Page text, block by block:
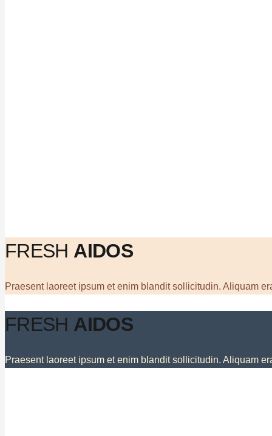
FRESH AIDOS
Praesent laoreet ipsum et enim blandit sollicitudin. Aliquam
FRESH AIDOS
Praesent laoreet ipsum et enim blandit sollicitudin. Aliquam